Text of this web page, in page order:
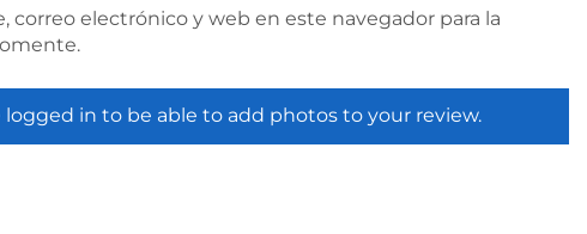
correo electrónico y web en este navegador para la
logged in to be able to add photos to your review.